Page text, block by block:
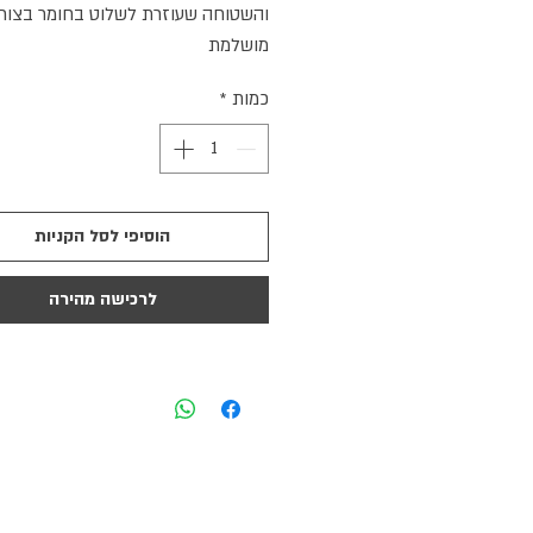
והשטוחה שעוזרת לשלוט בחומר
מושלמת
כמות *
הוסיפי לסל הקניות
לרכישה מהירה